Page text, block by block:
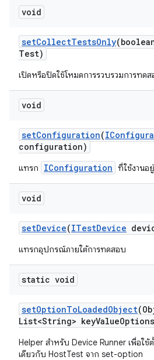
void
setCollectTestsOnly
Test)
เปิดหรือปิดใช้โหมดการรวบรวมการทด
void
setConfiguration(
configuration)
แทรก IConfiguration ที่ใช้งานอยู่
void
setDevice(ITestDevice
แทรกอุปกรณ์ภายใต้การทดสอบ
static void
setOptionToLoadedObject
List<String> keyValue
Helper สำหรับ Device Runner เพื่อใช้
เดียวกับ HostTest จาก set-option